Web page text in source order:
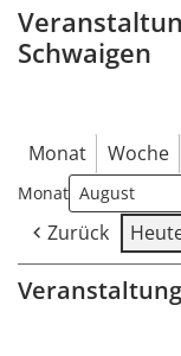
Schwaigen
Monat Woche
Monat
Zurück